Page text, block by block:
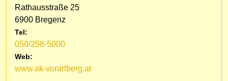
Rathausstraße 25
6900 Bregenz
Tel:
050/258-5000
Web:
www.ak-vorarlberg.at